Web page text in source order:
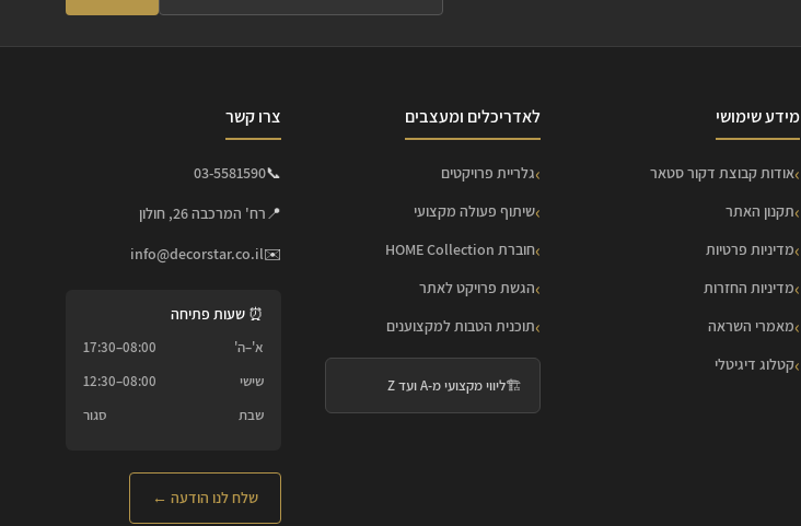
מידע שימושי
אודות קבוצת דקור סטאר
תקנון האתר
מדיניות פרטיות
מדיניות החזרות
מאמרי השראה
קטלוג דיגיטלי
לאדריכלים ומעצבים
גלריית פרויקטים
שיתוף פעולה מקצועי
חוברת HOME Collection
הגשת פרויקט לאתר
תוכנית הטבות למקצוענים
🏗️ליווי מקצועי מ-A ועד Z
צרו קשר
📞
03-5581590
📍רח' המרכבה 26, חולון
✉️
info@decorstar.co.il
⏰ שעות פתיחה
א'–ה'
08:00–17:30
שישי
08:00–12:30
שבת
סגור
שלח לנו הודעה ←